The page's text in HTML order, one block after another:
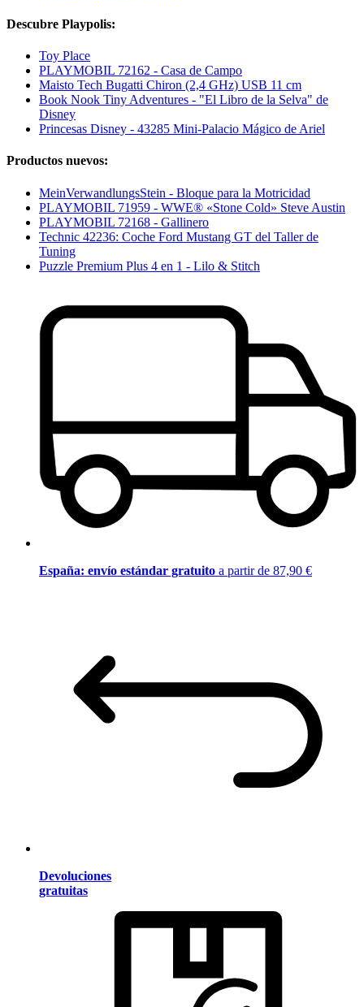
Descubre Playpolis:
Toy Place
PLAYMOBIL 72162 - Casa de Campo
Maisto Tech Bugatti Chiron (2,4 GHz) USB 11 cm
Book Nook Tiny Adventures - "El Libro de la Selva" de
Disney
Princesas Disney - 43285 Mini-Palacio Mágico de Ariel
Productos nuevos:
MeinVerwandlungsStein - Bloque para la Motricidad
PLAYMOBIL 71959 - WWE® «Stone Cold» Steve Austin
PLAYMOBIL 72168 - Gallinero
Technic 42236: Coche Ford Mustang GT del Taller de
Tuning
Puzzle Premium Plus 4 en 1 - Lilo & Stitch
España: envío estándar gratuito a partir de 87,90 €
Devoluciones
gratuitas